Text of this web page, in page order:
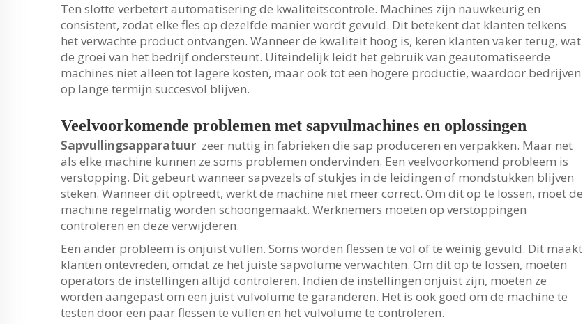
Ten slotte verbetert automatisering de kwaliteitscontrole. Machines zijn nauwkeurig en
consistent, zodat elke fles op dezelfde manier wordt gevuld. Dit betekent dat klanten telkens
het verwachte product ontvangen. Wanneer de kwaliteit hoog is, keren klanten vaker terug, wat
de groei van het bedrijf ondersteunt. Uiteindelijk leidt het gebruik van geautomatiseerde
machines niet alleen tot lagere kosten, maar ook tot een hogere productie, waardoor bedrijven
op lange termijn succesvol blijven.
Veelvoorkomende problemen met sapvulmachines en oplossingen
Sapvullingsapparatuur zeer nuttig in fabrieken die sap produceren en verpakken. Maar net
als elke machine kunnen ze soms problemen ondervinden. Een veelvoorkomend probleem is
verstopping. Dit gebeurt wanneer sapvezels of stukjes in de leidingen of mondstukken blijven
steken. Wanneer dit optreedt, werkt de machine niet meer correct. Om dit op te lossen, moet de
machine regelmatig worden schoongemaakt. Werknemers moeten op verstoppingen
controleren en deze verwijderen.
Een ander probleem is onjuist vullen. Soms worden flessen te vol of te weinig gevuld. Dit maakt
klanten ontevreden, omdat ze het juiste sapvolume verwachten. Om dit op te lossen, moeten
operators de instellingen altijd controleren. Indien de instellingen onjuist zijn, moeten ze
worden aangepast om een juist vulvolume te garanderen. Het is ook goed om de machine te
testen door een paar flessen te vullen en het vulvolume te controleren.